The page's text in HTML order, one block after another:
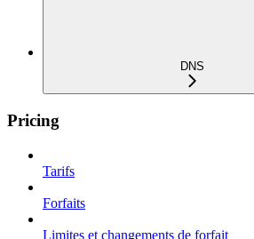
DNS
Pricing
Tarifs
Forfaits
Limites et changements de forfait